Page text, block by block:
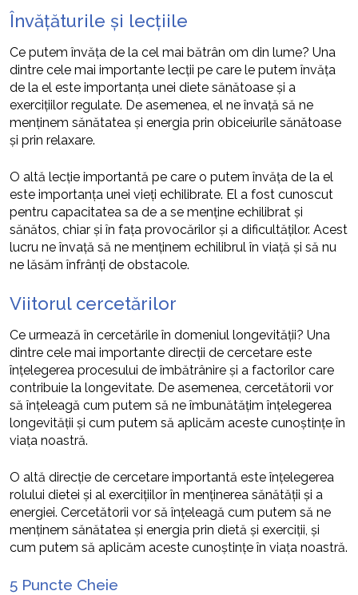
Învățăturile și lecțiile
Ce putem învăța de la cel mai bătrân om din lume? Una
dintre cele mai importante lecții pe care le putem învăța
de la el este importanța unei diete sănătoase și a
exercițiilor regulate. De asemenea, el ne învață să ne
menținem sănătatea și energia prin obiceiurile sănătoase
și prin relaxare.
O altă lecție importantă pe care o putem învăța de la el
este importanța unei vieți echilibrate. El a fost cunoscut
pentru capacitatea sa de a se menține echilibrat și
sănătos, chiar și în fața provocărilor și a dificultăților. Acest
lucru ne învață să ne menținem echilibrul în viață și să nu
ne lăsăm înfrânți de obstacole.
Viitorul cercetărilor
Ce urmează în cercetările în domeniul longevității? Una
dintre cele mai importante direcții de cercetare este
înțelegerea procesului de îmbătrânire și a factorilor care
contribuie la longevitate. De asemenea, cercetătorii vor
să înțeleagă cum putem să ne îmbunătățim înțelegerea
longevității și cum putem să aplicăm aceste cunoștințe în
viața noastră.
O altă direcție de cercetare importantă este înțelegerea
rolului dietei și al exercițiilor în menținerea sănătății și a
energiei. Cercetătorii vor să înțeleagă cum putem să ne
menținem sănătatea și energia prin dietă și exerciții, și
cum putem să aplicăm aceste cunoștințe în viața noastră.
5 Puncte Cheie